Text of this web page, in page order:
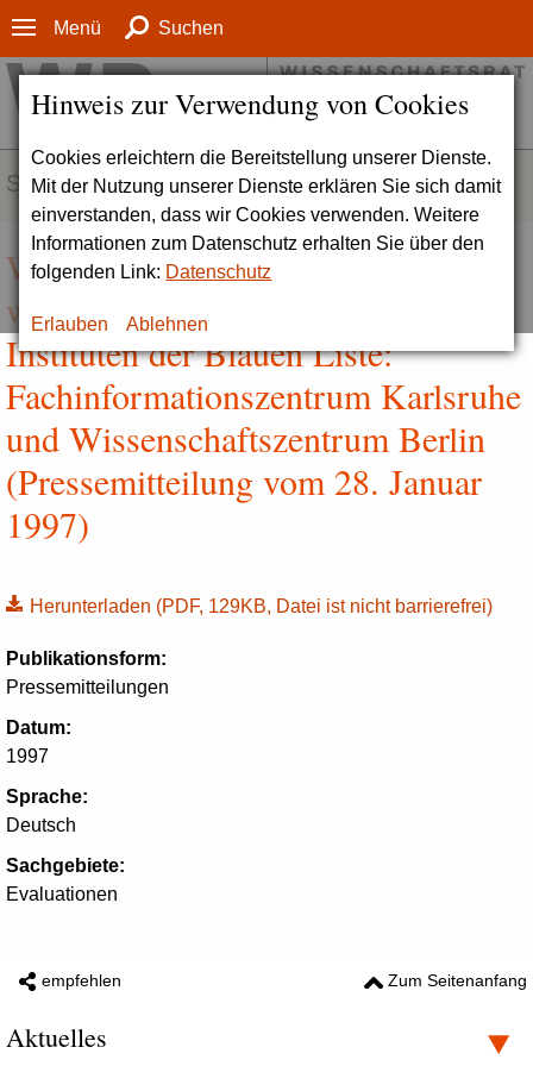
Hinweis zur Verwendung von Cookies
Cookies erleichtern die Bereitstellung unserer Dienste.
Mit der Nutzung unserer Dienste erklären Sie sich damit
einverstanden, dass wir Cookies verwenden. Weitere
Informationen zum Datenschutz erhalten Sie über den
folgenden Link: Datenschutz
Erlauben Ablehnen
Menü Suchen
SERVICE
Wissenschaftsrat verabschiedet
weitere Stellungnahmen zu
Instituten der Blauen Liste:
Fachinformationszentrum Karlsruhe
und Wissenschaftszentrum Berlin
(Pressemitteilung vom 28. Januar
1997)
Herunterladen (PDF, 129KB, Datei ist nicht barrierefrei)
Publikationsform:
Pressemitteilungen
Datum:
1997
Sprache:
Deutsch
Sachgebiete:
Evaluationen
empfehlen Zum Seitenanfang
Aktuelles